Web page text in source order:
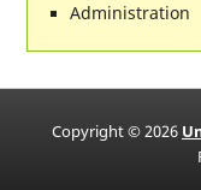
Administration
Copyright © 2026